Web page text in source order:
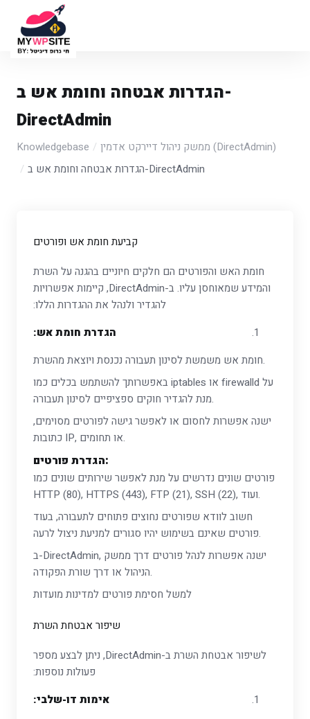
הגדרות אבטחה וחומת אש ב-
DirectAdmin
Knowledgebase
ממשק ניהול דיירקט אדמין (DirectAdmin)
הגדרות אבטחה וחומת אש ב-DirectAdmin
קביעת חומת אש ופורטים
חומת האש והפורטים הם חלקים חיוניים בהגנה על השרת
והמידע שמאוחסן עליו. ב-DirectAdmin, קיימות אפשרויות
להגדיר ולנהל את ההגדרות הללו:
הגדרת חומת אש:
חומת אש משמשת לסינון תעבורה נכנסת ויוצאת מהשרת.
באפשרותך להשתמש בכלים כמו iptables או firewalld על
מנת להגדיר חוקים ספציפיים לסינון תעבורה.
ישנה אפשרות לחסום או לאפשר גישה לפורטים מסוימים,
כתובות IP, או תחומים.
הגדרת פורטים:
פורטים שונים נדרשים על מנת לאפשר שירותים שונים כמו
HTTP (80), HTTPS (443), FTP (21), SSH (22), ועוד.
חשוב לוודא שפורטים נחוצים פתוחים לתעבורה, בעוד
פורטים שאינם בשימוש יהיו סגורים למניעת ניצול לרעה.
ב-DirectAdmin, ישנה אפשרות לנהל פורטים דרך ממשק
הניהול או דרך שורת הפקודה.
שיפור אבטחת השרת
לשיפור אבטחת השרת ב-DirectAdmin, ניתן לבצע מספר
פעולות נוספות:
אימות דו-שלבי: